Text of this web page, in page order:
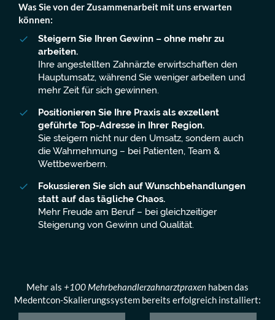
Was Sie von der Zusammenarbeit mit uns erwarten
können:
Steigern Sie Ihren Gewinn – ohne mehr zu
arbeiten.
Ihre angestellten Zahnärzte erwirtschaften den
Hauptumsatz, während Sie weniger arbeiten und
mehr Zeit für sich gewinnen.
Positionieren Sie Ihre Praxis als exzellent
geführte Top-Adresse in Ihrer Region.
Sie steigern nicht nur den Umsatz, sondern auch
die Wahrnehmung – bei Patienten, Team &
Wettbewerbern.
Fokussieren Sie sich auf Wunschbehandlungen
statt auf das tägliche Chaos.
Mehr Freude am Beruf – bei gleichzeitiger
Steigerung von Gewinn und Qualität.
Mehr als +100 Mehrbehandlerzahnarztpraxen haben das
Medentcon-Skalierungssystem bereits erfolgreich installiert: